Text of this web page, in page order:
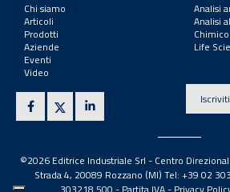
Chi siamo
Articoli
Prodotti
Aziende
Eventi
Video
Analisi
Analisi
Life
©2026 Editrice Industriale Srl - Centro
Strada 4, 20089 Rozzano (MI) Tel: +39 02